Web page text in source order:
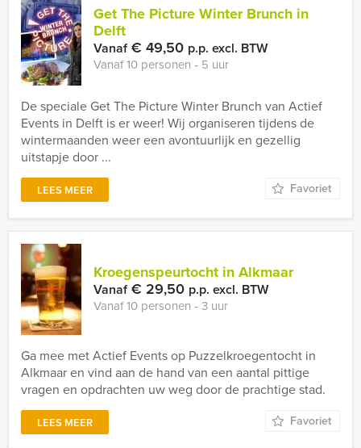
Get The Picture Winter Brunch in
Delft
Vanaf€ 49,50 p.p. excl. BTW
Vanaf 10 personen ‐ 5 uur
De speciale Get The Picture Winter Brunch van Actief
Events in Delft is er weer! Wij organiseren tijdens de
wintermaanden weer een avontuurlijk en gezellig
uitstapje door ...
LEES MEER Favoriet
Kroegenspeurtocht in Alkmaar
Vanaf€ 29,50 p.p. excl. BTW
Vanaf 10 personen ‐ 3 uur
Ga mee met Actief Events op Puzzelkroegentocht in
Alkmaar en vind aan de hand van een aantal pittige
vragen en opdrachten uw weg door de prachtige stad.
LEES MEER Favoriet